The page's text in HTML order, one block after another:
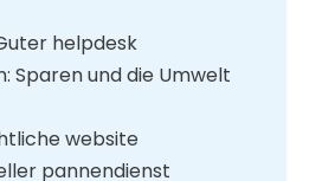
helpdesk
Sparen und die Umwelt
website
pannendienst